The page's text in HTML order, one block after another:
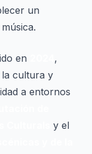
un
en
,
la cultura y
a entornos
y el